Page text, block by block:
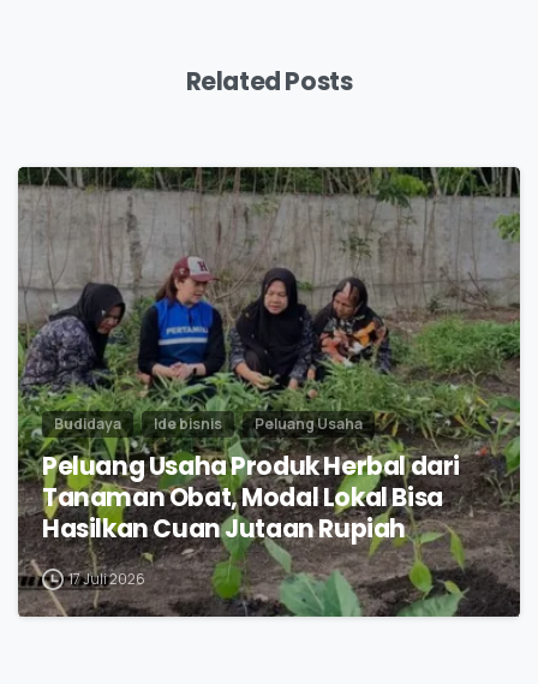
Related Posts
0
Budidaya Ide bisnis Peluang Usaha
Peluang Usaha Produk Herbal dari
Tanaman Obat, Modal Lokal Bisa
Hasilkan Cuan Jutaan Rupiah
17 Juli 2026